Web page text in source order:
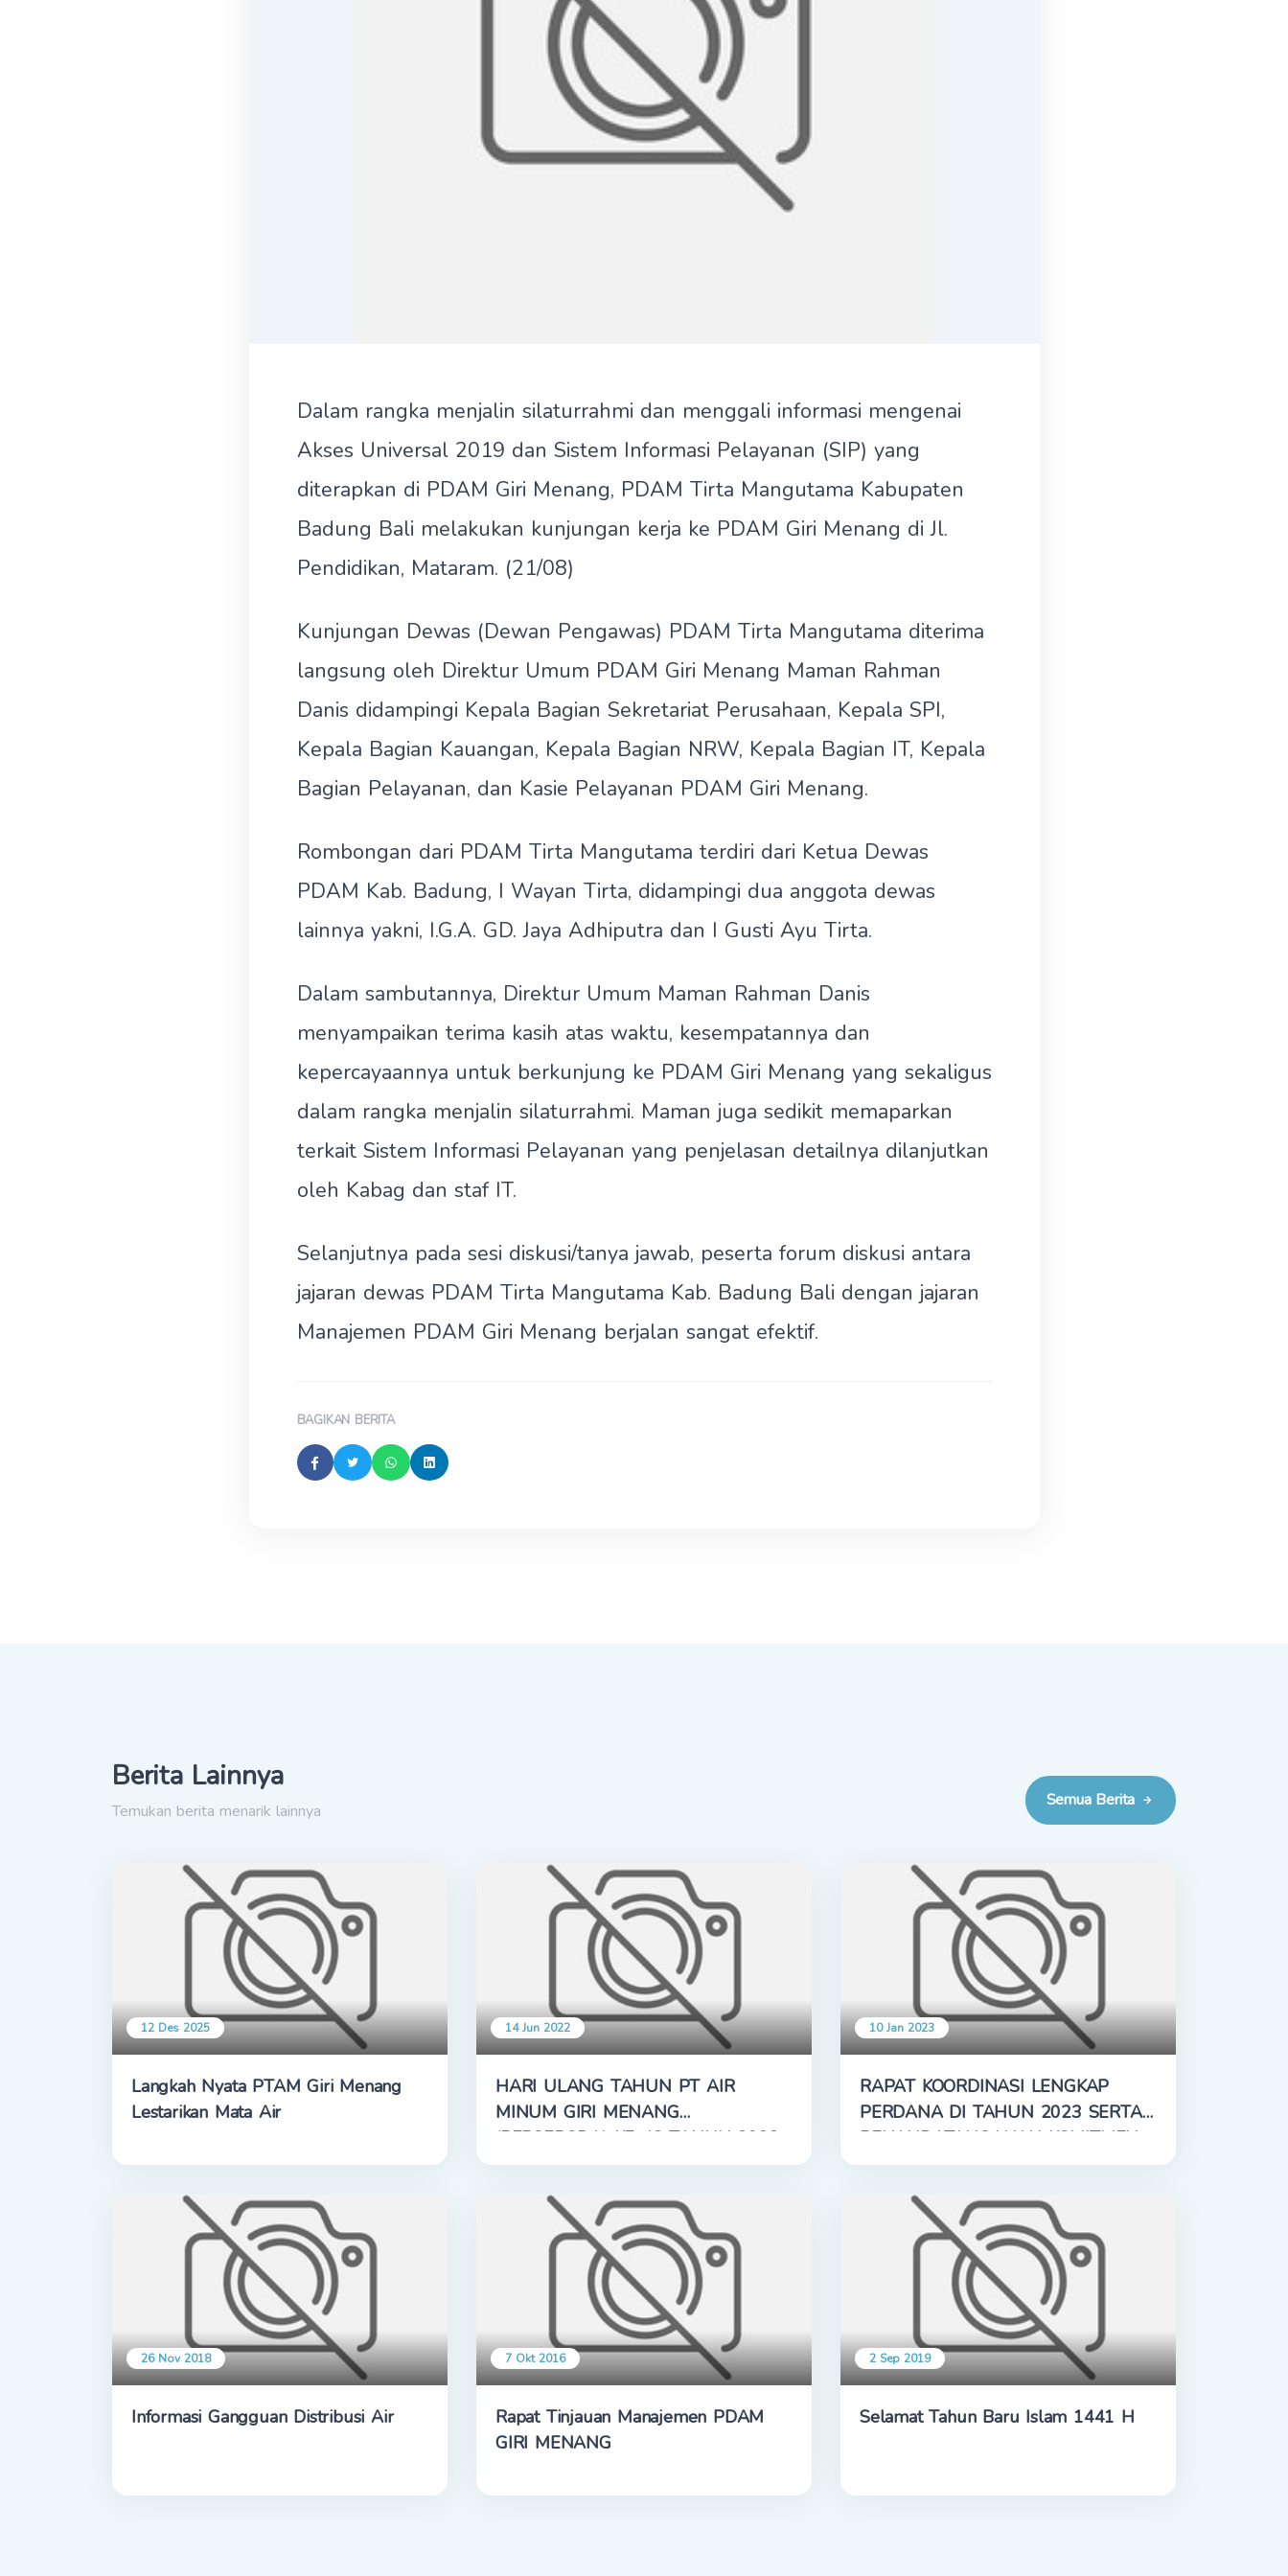
Dalam rangka menjalin silaturrahmi dan menggali informasi mengenai
Akses Universal 2019 dan Sistem Informasi Pelayanan (SIP) yang
diterapkan di PDAM Giri Menang, PDAM Tirta Mangutama Kabupaten
Badung Bali melakukan kunjungan kerja ke PDAM Giri Menang di Jl.
Pendidikan, Mataram. (21/08)
Kunjungan Dewas (Dewan Pengawas) PDAM Tirta Mangutama diterima
langsung oleh Direktur Umum PDAM Giri Menang Maman Rahman
Danis didampingi Kepala Bagian Sekretariat Perusahaan, Kepala SPI,
Kepala Bagian Kauangan, Kepala Bagian NRW, Kepala Bagian IT, Kepala
Bagian Pelayanan, dan Kasie Pelayanan PDAM Giri Menang.
Rombongan dari PDAM Tirta Mangutama terdiri dari Ketua Dewas
PDAM Kab. Badung, I Wayan Tirta, didampingi dua anggota dewas
lainnya yakni, I.G.A. GD. Jaya Adhiputra dan I Gusti Ayu Tirta.
Dalam sambutannya, Direktur Umum Maman Rahman Danis
menyampaikan terima kasih atas waktu, kesempatannya dan
kepercayaannya untuk berkunjung ke PDAM Giri Menang yang sekaligus
dalam rangka menjalin silaturrahmi. Maman juga sedikit memaparkan
terkait Sistem Informasi Pelayanan yang penjelasan detailnya dilanjutkan
oleh Kabag dan staf IT.
Selanjutnya pada sesi diskusi/tanya jawab, peserta forum diskusi antara
jajaran dewas PDAM Tirta Mangutama Kab. Badung Bali dengan jajaran
Manajemen PDAM Giri Menang berjalan sangat efektif.
BAGIKAN BERITA
Berita Lainnya
Temukan berita menarik lainnya
Semua Berita
12 Des 2025
Langkah Nyata PTAM Giri Menang
Lestarikan Mata Air
14 Jun 2022
HARI ULANG TAHUN PT AIR
MINUM GIRI MENANG
(PERSERODA) KE-42 TAHUN 2022
10 Jan 2023
RAPAT KOORDINASI LENGKAP
PERDANA DI TAHUN 2023 SERTA
PENANDATANGANAN KOMITMEN
DAN PAKTA INTEGRITAS
26 Nov 2018
Informasi Gangguan Distribusi Air
7 Okt 2016
Rapat Tinjauan Manajemen PDAM
GIRI MENANG
2 Sep 2019
Selamat Tahun Baru Islam 1441 H